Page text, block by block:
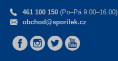
461 100 150 (Po–Pá 9.00–16.00)
obchod@sporilek.cz